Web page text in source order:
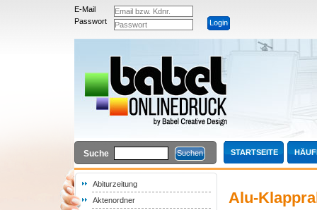
E-Mail
Passwort
Suche STARTSEITE
Abiturzeitung
Aktenordner
Alu-